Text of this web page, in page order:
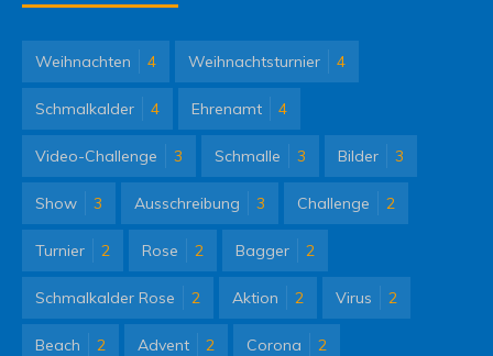
Weihnachten 4 Weihnachtsturnier 4
Schmalkalder 4 Ehrenamt 4
Video-Challenge 3 Schmalle 3 Bilder 3
Show 3 Ausschreibung 3 Challenge 2
Turnier 2 Rose 2 Bagger 2
Schmalkalder Rose 2 Aktion 2 Virus 2
Beach 2 Advent 2 Corona 2